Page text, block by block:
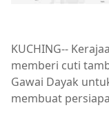
KUCHING--
memberi cuti
Gawai Dayak
membuat